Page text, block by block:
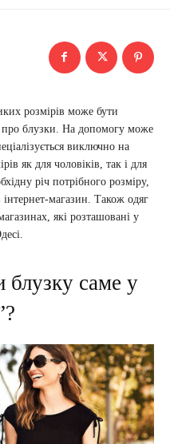
розмірів може бути
про блузки. На допомогу може
виключно на
як для чоловіків, так і для
річ потрібного розміру,
інтернет-магазин. Також одяг
які розташовані у
блузку саме у